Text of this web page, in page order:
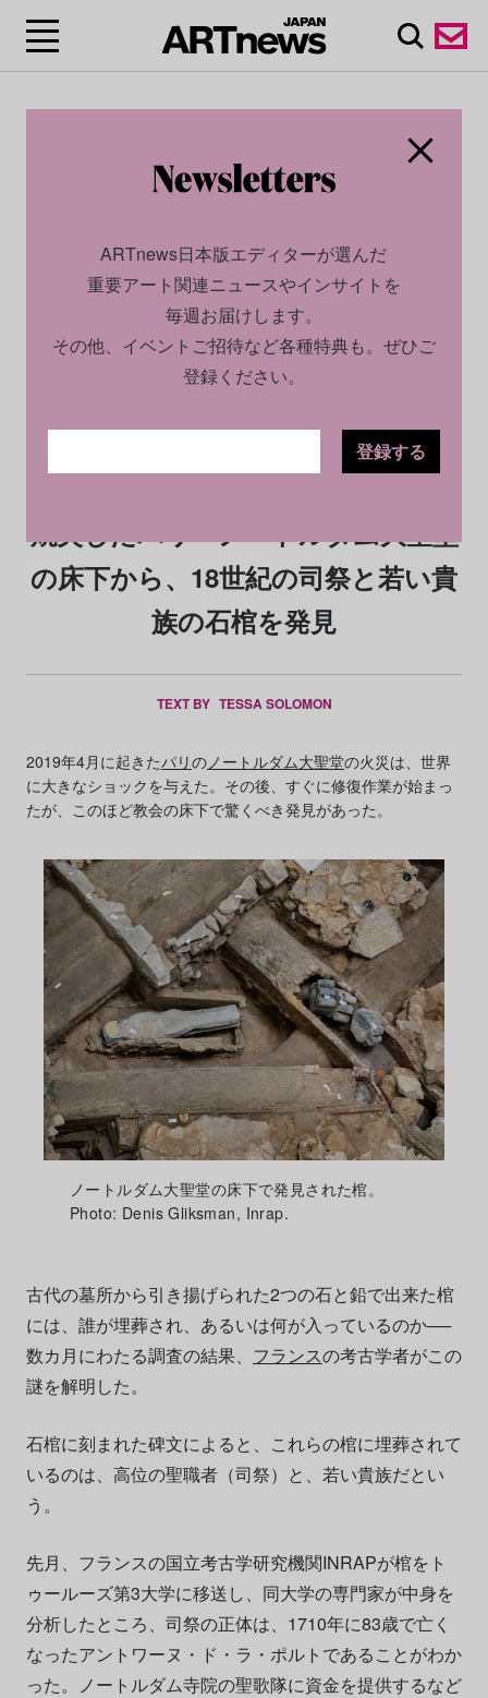
2022.12.22
焼失したパリ・ノートルダム大聖堂
の床下から、18世紀の司祭と若い貴
族の石棺を発見
TEXT BY TESSA SOLOMON
2019年4月に起きたパリのノートルダム大聖堂の火災は、世界
に大きなショックを与えた。その後、すぐに修復作業が始まっ
たが、このほど教会の床下で驚くべき発見があった。
ノートルダム大聖堂の床下で発見された棺。
Photo: Denis Gliksman, Inrap.
古代の墓所から引き揚げられた2つの石と鉛で出来た棺
には、誰が埋葬され、あるいは何が入っているのか──
数カ月にわたる調査の結果、 フランスの考古学者がこの
謎を解明した。
石棺に刻まれた碑文によると、これらの棺に埋葬されて
いるのは、高位の聖職者（司祭）と、若い貴族だとい
う。
先月、フランスの国立考古学研究機関INRAPが棺をト
ゥールーズ第3大学に移送し、同大学の専門家が中身を
分析したところ、司祭の正体は、1710年に83歳で亡く
なったアントワーヌ・ド・ラ・ポルトであることがわか
った。ノートルダム寺院の聖歌隊に資金を提供するなど
ARTnews日本版エディターが選んだ
重要アート関連ニュースやインサイトを
毎週お届けします。
その他、イベントご招待など各種特典も。ぜひご
登録ください。
登録する